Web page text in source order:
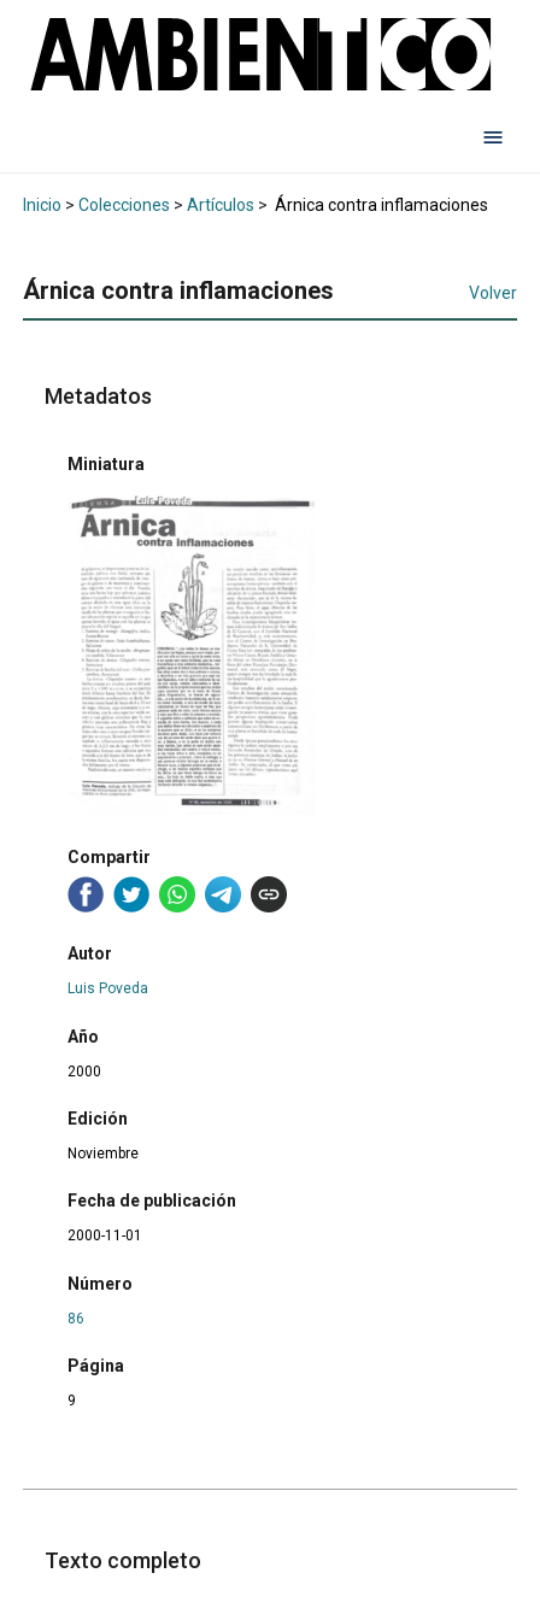
Inicio > Colecciones > Artículos > Árnica contra inflamaciones
Árnica contra inflamaciones Volver
Metadatos
Miniatura
Compartir
Autor
Luis Poveda
Año
2000
Edición
Noviembre
Fecha de publicación
2000-11-01
Número
86
Página
9
Texto completo